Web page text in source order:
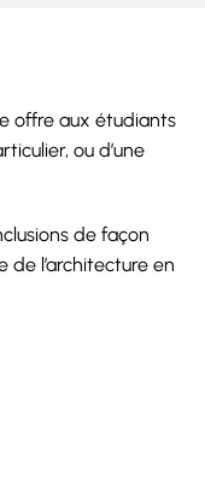
offre aux étudiants
ou d’une
de façon
l’architecture en